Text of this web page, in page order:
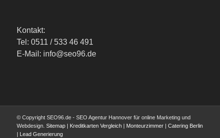
Kontakt:
Tel: 0511 / 533 46 491
E-Mail: info@seo96.de
© Copyright SEO96.de - SEO Agentur Hannover für online Marketing und
Webdesign. Sitemap| Kreditkarten Vergleich| Monteurzimmer| Catering Berlin
| Lead Generierung